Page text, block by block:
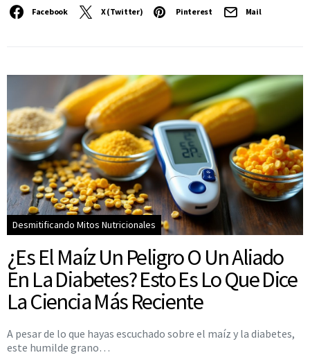
Facebook X (Twitter) Pinterest Mail
Desmitificando Mitos Nutricionales
¿Es El Maíz Un Peligro O Un Aliado
En La Diabetes? Esto Es Lo Que Dice
La Ciencia Más Reciente
A pesar de lo que hayas escuchado sobre el maíz y la diabetes,
este humilde grano…